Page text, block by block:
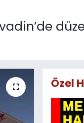
Özel